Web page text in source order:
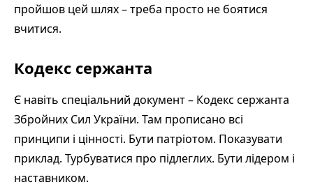
пройшов цей шлях – треба просто не боятися
вчитися.
Кодекс сержанта
Є навіть спеціальний документ – Кодекс сержанта
Збройних Сил України. Там прописано всі
принципи і цінності. Бути патріотом. Показувати
приклад. Турбуватися про підлеглих. Бути лідером і
наставником.